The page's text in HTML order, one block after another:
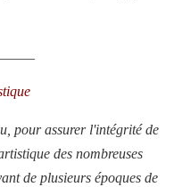
pour assurer l'intégrité de
des nombreuses
de plusieurs époques de